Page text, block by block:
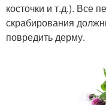
Маски для волос
Маска в
условиях
косточки и т.д.). Все
скрабирования
повредить дерму.